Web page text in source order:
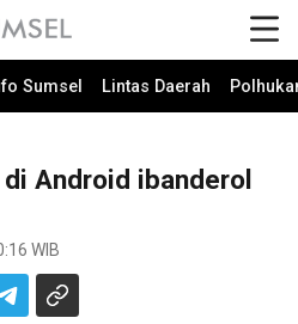
Sumsel Lintas Daerah
Android ibanderol
WIB